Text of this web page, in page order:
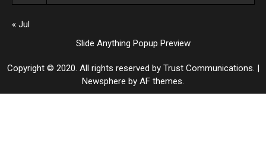
« Jul
Slide Anything Popup Preview
Copyright © 2020. All rights reserved by Trust Communications. |
Newsphere by AF themes.